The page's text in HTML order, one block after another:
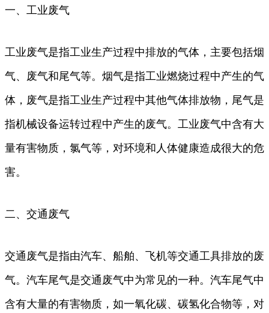
一、工业废气
工业废气是指工业生产过程中排放的气体，主要包括烟
气、废气和尾气等。烟气是指工业燃烧过程中产生的气
体，废气是指工业生产过程中其他气体排放物，尾气是
指机械设备运转过程中产生的废气。工业废气中含有大
量有害物质，氯气等，对环境和人体健康造成很大的危
害。
二、交通废气
交通废气是指由汽车、船舶、飞机等交通工具排放的废
气。汽车尾气是交通废气中为常见的一种。汽车尾气中
含有大量的有害物质，如一氧化碳、碳氢化合物等，对